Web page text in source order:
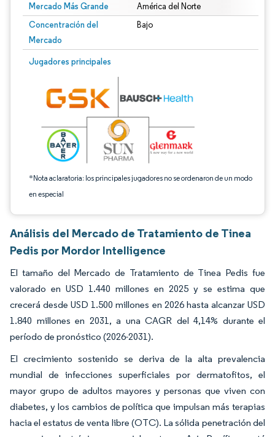
Mercado Más Grande América del Norte
Concentración del
Mercado
Bajo
Jugadores principales
*Nota aclaratoria: los principales jugadores no se ordenaron de un modo
en especial
Imagen © Mordor Intelligence. El uso requiere atribución según CC BY 4.0.
Análisis del Mercado de Tratamiento de Tinea
Pedis por Mordor Intelligence
El tamaño del Mercado de Tratamiento de Tinea Pedis fue
valorado en USD 1.440 millones en 2025 y se estima que
crecerá desde USD 1.500 millones en 2026 hasta alcanzar USD
1.840 millones en 2031, a una CAGR del 4,14% durante el
período de pronóstico (2026-2031).
El crecimiento sostenido se deriva de la alta prevalencia
mundial de infecciones superficiales por dermatofitos, el
mayor grupo de adultos mayores y personas que viven con
diabetes, y los cambios de política que impulsan más terapias
hacia el estatus de venta libre (OTC). La sólida penetración del